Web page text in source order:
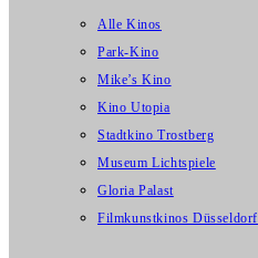
Alle Kinos
Park-Kino
Mike’s Kino
Kino Utopia
Stadtkino Trostberg
Museum Lichtspiele
Gloria Palast
Filmkunstkinos Düsseldorf